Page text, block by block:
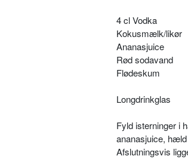
4 cl Vodka
Kokusmælk/likør
Ananasjuice
Rød sodavand
Flødeskum
Longdrinkglas
Fyld isterninger i
ananasjuice,
Afslutningsvis